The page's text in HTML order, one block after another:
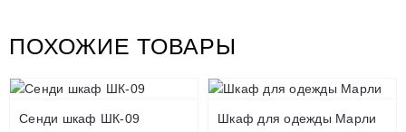
ПОХОЖИЕ ТОВАРЫ
Сенди шкаф ШК-09
Шкаф для одежды Марли